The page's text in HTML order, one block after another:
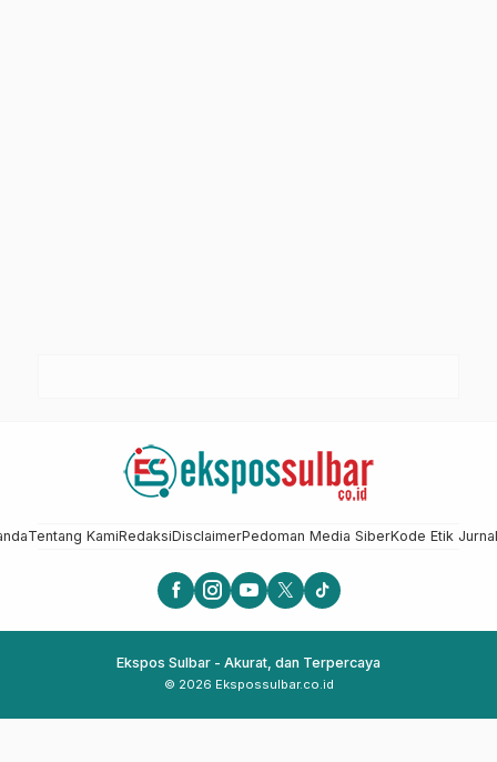
Tentang KamiRedaksiDisclaimerPedoman Media SiberKode Etik
Ekspos Sulbar - Akurat, dan Terpercaya
© 2026 Ekspossulbar.co.id